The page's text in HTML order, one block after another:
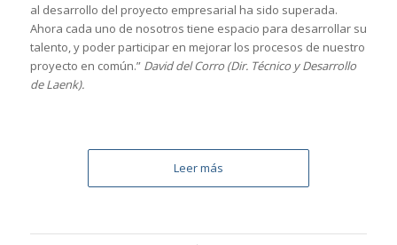
al desarrollo del proyecto empresarial ha sido superada.
Ahora cada uno de nosotros tiene espacio para desarrollar su
talento, y poder participar en mejorar los procesos de nuestro
proyecto en común.” David del Corro (Dir. Técnico y Desarrollo
de Laenk).
Leer más